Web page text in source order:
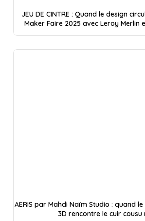
JEU DE CINTRE : Quand le design
Maker Faire 2025 avec Leroy Merlin
AERIS par Mahdi Naïm Studio : quand
3D rencontre le cuir cousu